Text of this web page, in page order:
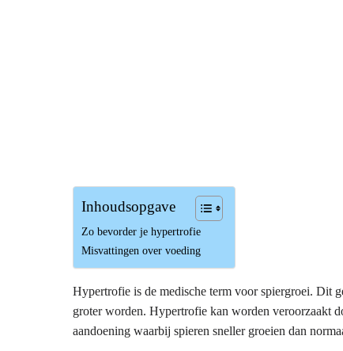
Inhoudsopgave
Zo bevorder je hypertrofie
Misvattingen over voeding
Hypertrofie is de medische term voor spiergroei. Dit
groter worden. Hypertrofie kan worden veroorzaakt
aandoening waarbij spieren sneller groeien dan